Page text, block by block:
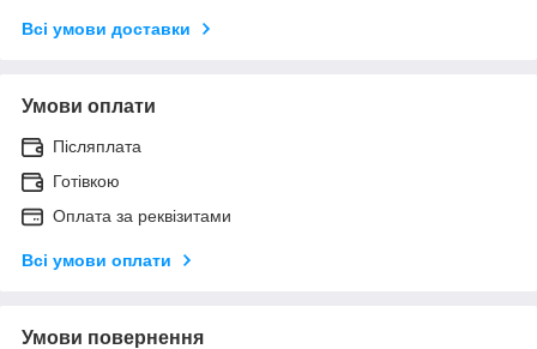
Всі умови доставки
Умови оплати
Післяплата
Готівкою
Оплата за реквізитами
Всі умови оплати
Умови повернення